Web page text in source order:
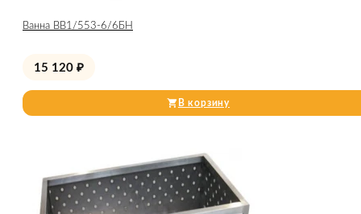
Ванна ВВ1/553-6/6БН
15 120 ₽
В корзину